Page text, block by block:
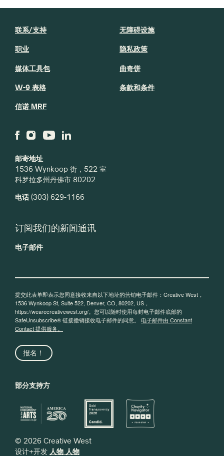
邮寄地址
1536 Wynkoop 街，522 室
科罗拉多州丹佛市 80202
电话(303) 629-1166
联系/支持
职业
媒体工具包
W-9 表格
信诺 MRF
无障碍设施
隐私政策
曲奇饼
条款和条件
订阅我们的新闻通讯
电子邮件
提交此表单即表示您同意接收来自以下地址的营销电子邮件：Creative West，
1536 Wynkoop St, Suite 522, Denver, CO, 80202, US，
https://wearecreativewest.org/。您可以随时使用每封电子邮件底部的
SafeUnsubscribe® 链接撤销接收电子邮件的同意。 电子邮件由 Constant
Contact 提供服务。
报名！
部分支持方
© 2026 Creative West
设计+开发 人物 人物